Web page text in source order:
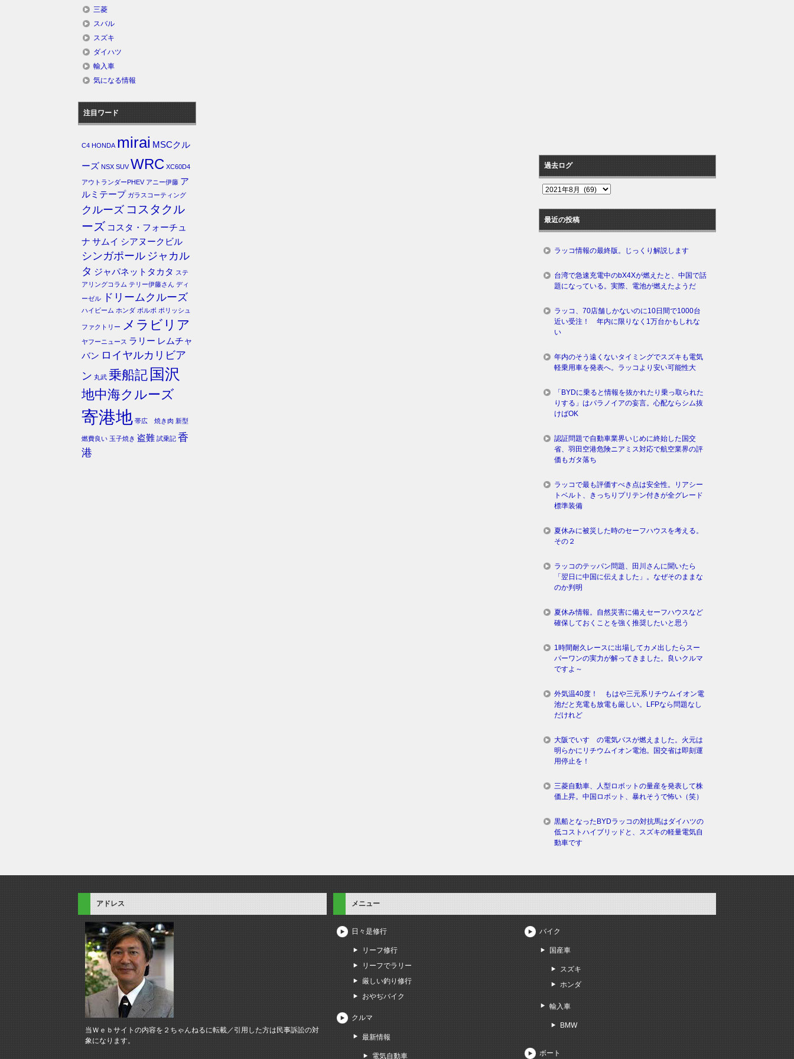
三菱
スバル
スズキ
ダイハツ
輸入車
気になる情報
注目ワード
C4 HONDA mirai MSCクル
ーズ NSX SUV WRC XC60D4
アウトランダーPHEV アニー伊藤 ア
ルミテープ ガラスコーティング
クルーズ コスタクル
ーズ コスタ・フォーチュ
ナ サムイ シアヌークビル
シンガポール ジャカル
タ ジャパネットタカタ ステ
アリングコラム テリー伊藤さん ディ
ーゼル
ドリームクルーズ
ハイビーム ホンダ ボルボ ポリッシュ
ファクトリー メラビリア
ヤフーニュース ラリー レムチャ
バン ロイヤルカリビア
ン 丸武 乗船記 国沢
地中海クルーズ
寄港地 帯広 焼き肉 新型
燃費良い 玉子焼き 盗難 試乗記 香
港
過去ログ
過
ロ
グ
最近の投稿
ラッコ情報の最終版。じっくり解説します
台湾で急速充電中のbX4Xが燃えたと、中国で話
題になっている。実際、電池が燃えたようだ
ラッコ、70店舗しかないのに10日間で1000台
近い受注！ 年内に限りなく1万台かもしれな
い
年内のそう遠くないタイミングでスズキも電気
軽乗用車を発表へ。ラッコより安い可能性大
「BYDに乗ると情報を抜かれたり乗っ取られた
りする」はパラノイアの妄言。心配ならシム抜
けばOK
認証問題で自動車業界いじめに終始した国交
省、羽田空港危険ニアミス対応で航空業界の評
価もガタ落ち
ラッコで最も評価すべき点は安全性。リアシー
トベルト、きっちりプリテン付きが全グレード
標準装備
夏休みに被災した時のセーフハウスを考える。
その２
ラッコのテッパン問題、田川さんに聞いたら
「翌日に中国に伝えました」。なぜそのままな
のか判明
夏休み情報。自然災害に備えセーフハウスなど
確保しておくことを強く推奨したいと思う
1時間耐久レースに出場してカメ出したらスー
パーワンの実力が解ってきました。良いクルマ
ですよ～
外気温40度！ もはや三元系リチウムイオン電
池だと充電も放電も厳しい。LFPなら問題なし
だけれど
大阪でいすゞの電気バスが燃えました。火元は
明らかにリチウムイオン電池。国交省は即刻運
用停止を！
三菱自動車、人型ロボットの量産を発表して株
価上昇。中国ロボット、暴れそうで怖い（笑）
黒船となったBYDラッコの対抗馬はダイハツの
低コストハイブリッドと、スズキの軽量電気自
動車です
アドレス
当Ｗｅｂサイトの内容を２ちゃんねるに転載／引用した方は民事訴訟の対
象になります。
メニュー
日々是修行
リーフ修行
リーフでラリー
厳しい釣り修行
おやぢバイク
クルマ
最新情報
電気自動車
バイク
国産車
スズキ
ホンダ
輸入車
BMW
ボート